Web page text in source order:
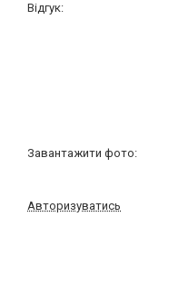
Відгук:
Завантажити фото:
Авторизуватись